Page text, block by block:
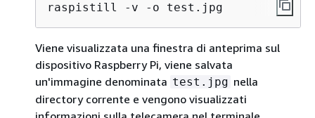
raspistill -v -o test.jpg
Viene visualizzata una finestra di anteprima sul
dispositivo Raspberry Pi, viene salvata
un'immagine denominata test.jpg nella
directory corrente e vengono visualizzati